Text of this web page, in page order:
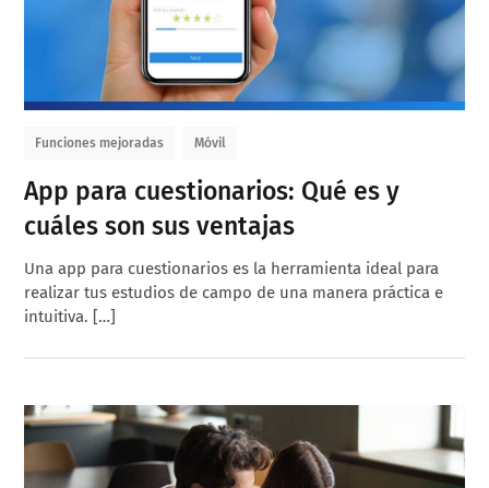
Funciones mejoradas Móvil
App para cuestionarios: Qué es y
cuáles son sus ventajas
Una app para cuestionarios es la herramienta ideal para
realizar tus estudios de campo de una manera práctica e
intuitiva. […]